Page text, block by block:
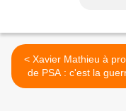
< Xavier Mathieu à propos
de PSA : c'est la